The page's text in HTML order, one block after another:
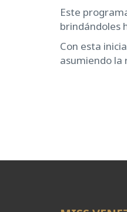
Este
brindándoles
Con esta
asumiendo la